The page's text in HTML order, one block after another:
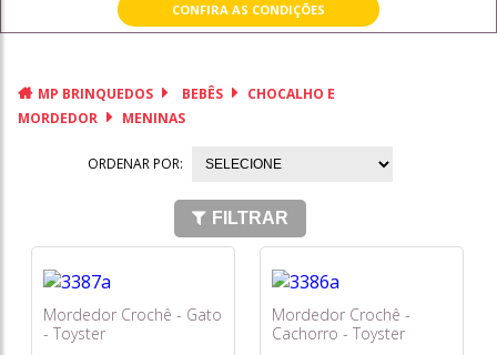
CONFIRA AS CONDIÇÕES
MP BRINQUEDOS BEBÊS
CHOCALHO E
MORDEDOR
MENINAS
ORDENAR POR:
FILTRAR
Mordedor Crochê - Gato
- Toyster
Mordedor Crochê -
Cachorro - Toyster